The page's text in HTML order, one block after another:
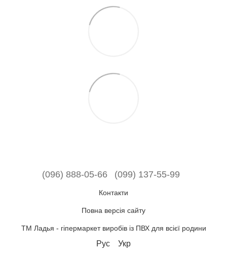
(096) 888-05-66 (099) 137-55-99
Контакти
Повна версія сайту
ТМ Ладья - гіпермаркет виробів із ПВХ для всієї родини
Рус Укр